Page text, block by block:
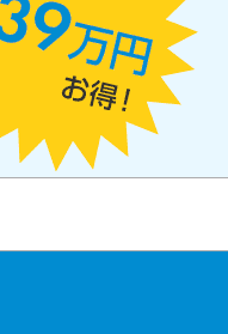
みずほ銀行カードロ
ン別の問い合わせ方法